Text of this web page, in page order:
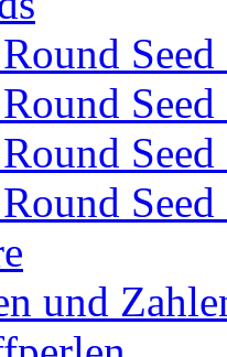
Seed
Seed
Seed
Seed
und